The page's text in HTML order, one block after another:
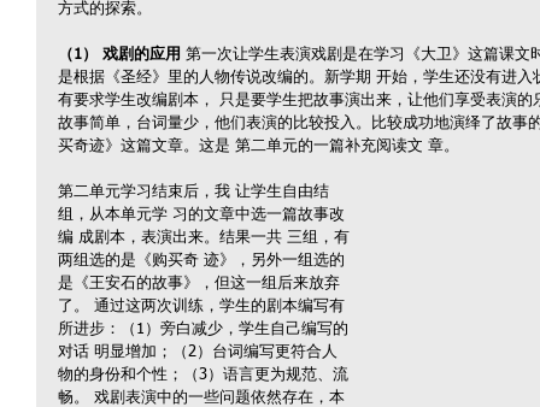
方式的探索。
（1） 戏剧的应用 第一次让学生表演戏剧是在学习《大卫》这篇课文
是根据《圣经》里的人物传说改编的。新学期 开始，学生还没有进
有要求学生改编剧本， 只是要学生把故事演出来，让他们享受表演
故事简单，台词量少，他们表演的比较投入。比较成功地演绎了故事
买奇迹》这篇文章。这是 第二单元的一篇补充阅读文 章。
第二单元学习结束后，我 让学生自由结
组，从本单元学 习的文章中选一篇故事改
编 成剧本，表演出来。结果一共 三组，有
两组选的是《购买奇 迹》，另外一组选的
是《王安石的故事》，但这一组后来放弃
了。 通过这两次训练，学生的剧本编写有
所进步：（1）旁白减少，学生自己编写的
对话 明显增加；（2）台词编写更符合人
物的身份和个性；（3）语言更为规范、流
畅。 戏剧表演中的一些问题依然存在，本